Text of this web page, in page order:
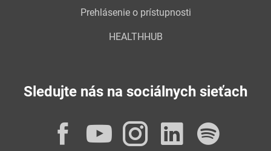
Prehlásenie o prístupnosti
HEALTHHUB
Sledujte nás na sociálnych sieťach
Facebook
YouTube
Instagram